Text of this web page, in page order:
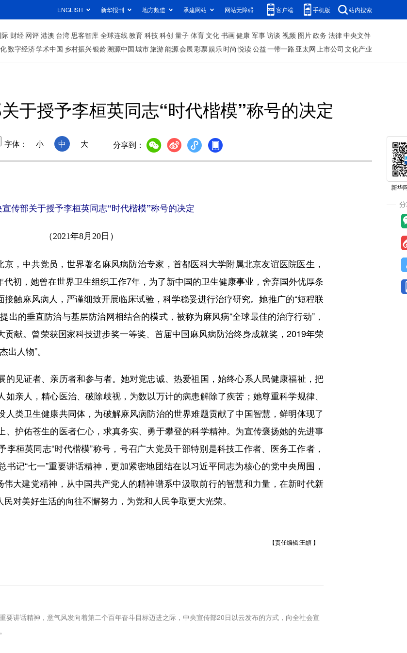
ENGLISH 新华报刊 地方频道 承建网站 网站无障碍 客户端 手机版 站内搜索
际 财经 网评 港澳 台湾 思客智库 全球连线教育 科技科创 量子 体育文化 书画健康 军事访谈 视频 图片政务 法律中央文件
数字经济学术中国 乡村振兴银龄溯源中国城市旅游能源会展彩票娱乐时尚 悦读公益一带一路 亚太网上市公司 文化产业
于授予李桓英同志“时代楷模”称号的决定
字体： 小 中 大 分享到：
传部关于授予李桓英同志“时代楷模”称号的决定
（2021年8月20日）
中共党员，世界著名麻风病防治专家，首都医科大学附属北京友谊医院医生，
初，她曾在世界卫生组织工作7年，为了新中国的卫生健康事业，舍弃国外优厚条
触麻风病人，严谨细致开展临床试验，科学稳妥进行治疗研究。她推广的“短程联
出的垂直防治与基层防治网相结合的模式，被称为麻风病“全球最佳的治疗行动”，
献。曾荣获国家科技进步奖一等奖、首届中国麻风病防治终身成就奖，2019年荣
出人物”。
见证者、亲历者和参与者。她对党忠诚、热爱祖国，始终心系人民健康福祉，把
亲人，精心医治、破除歧视，为数以万计的病患解除了疾苦；她尊重科学规律、
类卫生健康共同体，为破解麻风病防治的世界难题贡献了中国智慧，鲜明体现了
护佑苍生的医者仁心，求真务实、勇于攀登的科学精神。为宣传褒扬她的先进事
桓英同志“时代楷模”称号，号召广大党员干部特别是科技工作者、医务工作者，
记“七一”重要讲话精神，更加紧密地团结在以习近平同志为核心的党中央周围，
伟大建党精神，从中国共产党人的精神谱系中汲取前行的智慧和力量，在新时代新
对美好生活的向往不懈努力，为党和人民争取更大光荣。
【责任编辑:王頔 】
要讲话精神，意气风发向着第二个百年奋斗目标迈进之际，中央宣传部20日以云发布的方式，向全社会宣